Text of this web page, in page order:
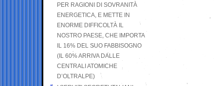
PER RAGIONI DI SOVRANITÀ
ENERGETICA, E METTE IN
ENORME DIFFICOLTÀ IL
NOSTRO PAESE, CHE IMPORTA
IL 16% DEL SUO FABBISOGNO
(IL 60% ARRIVA DALLE
CENTRALI ATOMICHE
D’OLTRALPE)